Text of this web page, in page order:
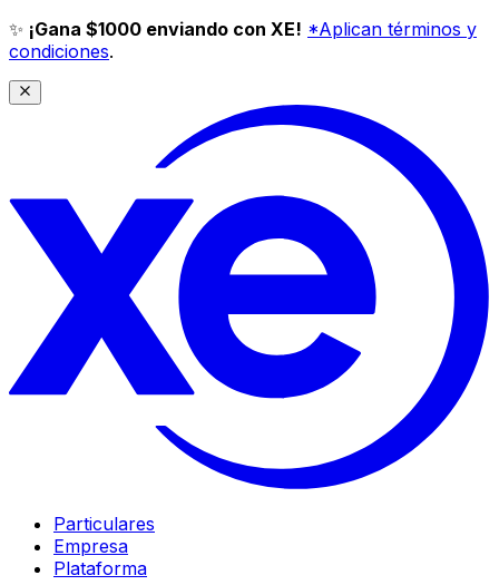
✨ ¡Gana $1000 enviando con XE! *Aplican términos y
condiciones.
Particulares
Empresa
Plataforma